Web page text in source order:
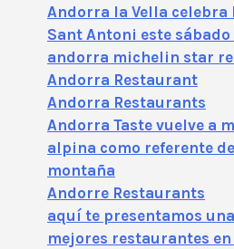
Andorra la Vella celebra
Sant Antoni este
andorra michelin star
Andorra Restaurant
Andorra Restaurants
Andorra Taste vuelve a
alpina como referente
montaña
Andorre Restaurants
aquí te presentamos
mejores restaurantes